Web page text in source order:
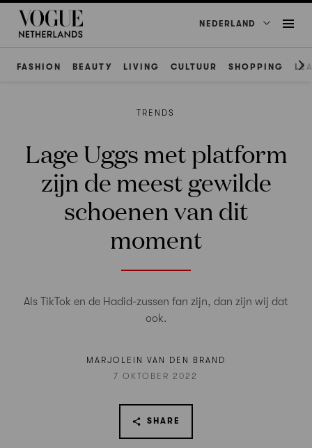
NEDERLAND
FASHION BEAUTY LIVING CULTUUR SHOPPING
TRENDS
Lage Uggs met platform
zijn de meest gewilde
schoenen van dit
moment
Als TikTok en de Hadid-zussen fan zijn, dan zijn wij dat
ook.
MARJOLEIN VAN DEN BRAND
7 OKTOBER 2022
SHARE